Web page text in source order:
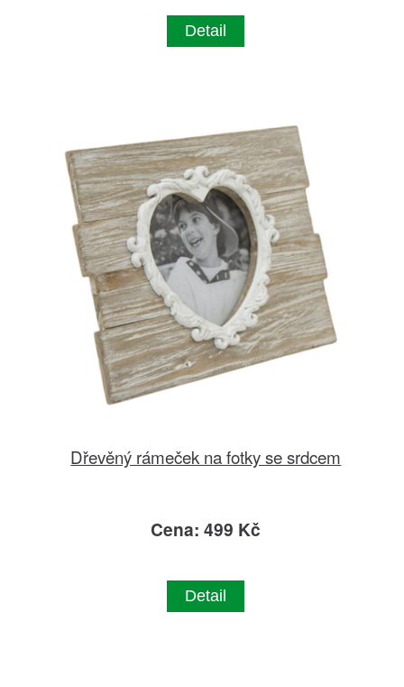
Detail
Dřevěný rámeček na fotky se srdcem
Cena: 499 Kč
Detail